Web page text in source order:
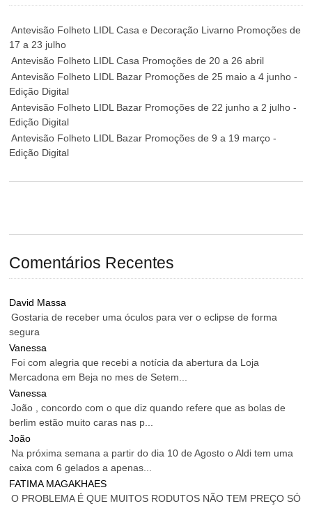
Antevisão Folheto LIDL Casa e Decoração Livarno Promoções de
17 a 23 julho
Antevisão Folheto LIDL Casa Promoções de 20 a 26 abril
Antevisão Folheto LIDL Bazar Promoções de 25 maio a 4 junho -
Edição Digital
Antevisão Folheto LIDL Bazar Promoções de 22 junho a 2 julho -
Edição Digital
Antevisão Folheto LIDL Bazar Promoções de 9 a 19 março -
Edição Digital
Comentários Recentes
David Massa
Gostaria de receber uma óculos para ver o eclipse de forma
segura
Vanessa
Foi com alegria que recebi a notícia da abertura da Loja
Mercadona em Beja no mes de Setem...
Vanessa
João , concordo com o que diz quando refere que as bolas de
berlim estão muito caras nas p...
João
Na próxima semana a partir do dia 10 de Agosto o Aldi tem uma
caixa com 6 gelados a apenas...
FATIMA MAGAKHAES
O PROBLEMA É QUE MUITOS RODUTOS NÃO TEM PREÇO SÓ